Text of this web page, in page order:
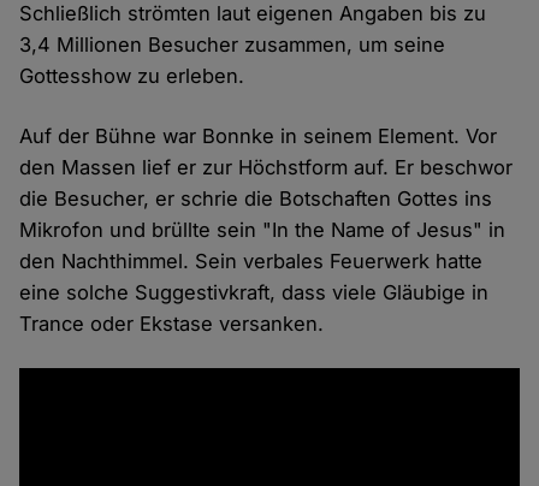
Schließlich strömten laut eigenen Angaben bis zu
3,4 Millionen Besucher zusammen, um seine
Gottesshow zu erleben.
Auf der Bühne war Bonnke in seinem Element. Vor
den Massen lief er zur Höchstform auf. Er beschwor
die Besucher, er schrie die Botschaften Gottes ins
Mikrofon und brüllte sein "In the Name of Jesus" in
den Nachthimmel. Sein verbales Feuerwerk hatte
eine solche Suggestivkraft, dass viele Gläubige in
Trance oder Ekstase versanken.